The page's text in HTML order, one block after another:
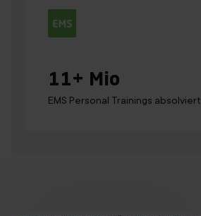
11+ Mio
EMS Personal Trainings absolviert